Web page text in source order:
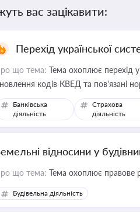
вас зацікавити:
Перехід української
що тема: Тема охоплює перехід
кодів КВЕД та пов'язані
Банківська
діяльність
Страхова
діяльність
відносини у
що тема: Тема охоплює правове
Будівельна діяльність